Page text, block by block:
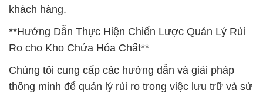
khách hàng.
**Hướng Dẫn Thực Hiện Chiến Lược Quản Lý Rủi
Ro cho Kho Chứa Hóa Chất**
Chúng tôi cung cấp các hướng dẫn và giải pháp
thông minh để quản lý rủi ro trong việc lưu trữ và sử